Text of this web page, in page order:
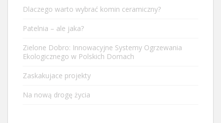
Dlaczego warto wybrać komin ceramiczny?
Patelnia – ale jaka?
Zielone Dobro: Innowacyjne Systemy Ogrzewania
Ekologicznego w Polskich Domach
Zaskakujace projekty
Na nową drogę życia